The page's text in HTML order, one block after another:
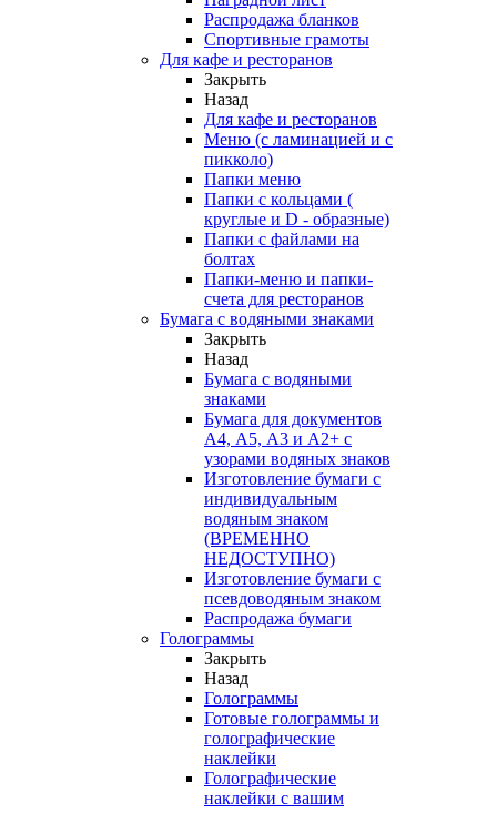
Распродажа бланков
Спортивные грамоты
Для кафе и ресторанов
Закрыть
Назад
Для кафе и ресторанов
Меню (с ламинацией и с
пикколо)
Папки меню
Папки с кольцами (
круглые и D - образные)
Папки с файлами на
болтах
Папки-меню и папки-
счета для ресторанов
Бумага с водяными знаками
Закрыть
Назад
Бумага с водяными
знаками
Бумага для документов
А4, А5, А3 и А2+ с
узорами водяных знаков
Изготовление бумаги с
индивидуальным
водяным знаком
(ВРЕМЕННО
НЕДОСТУПНО)
Изготовление бумаги с
псевдоводяным знаком
Распродажа бумаги
Голограммы
Закрыть
Назад
Голограммы
Готовые голограммы и
голографические
наклейки
Голографические
наклейки с вашим